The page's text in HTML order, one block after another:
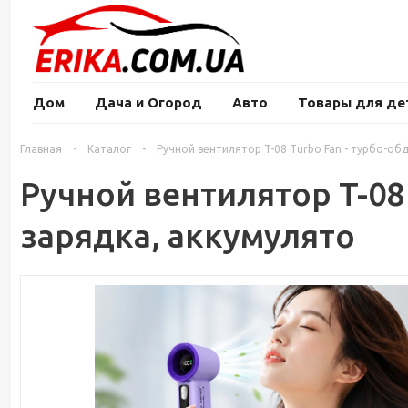
Дом Дача и Огород Авто Товары для
Главная - Каталог - Ручной вентилятор T-08 Turbo Fan - турбо-
Ручной вентилятор T-
зарядка, аккумулято